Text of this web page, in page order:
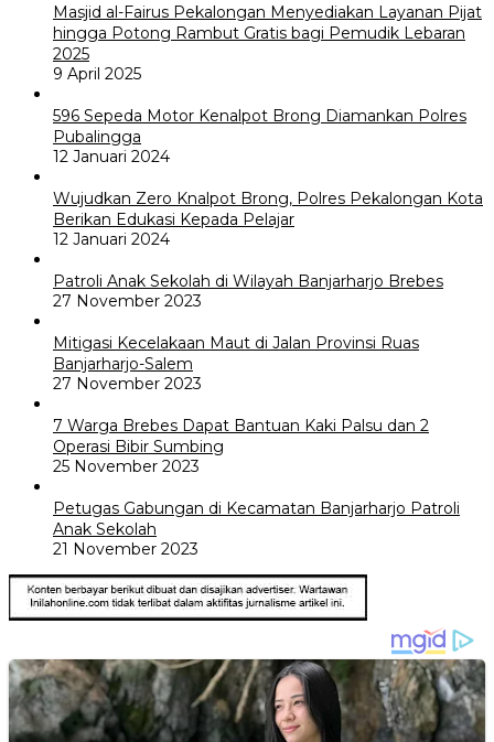
Masjid al-Fairus Pekalongan Menyediakan Layanan Pijat
hingga Potong Rambut Gratis bagi Pemudik Lebaran
2025
9 April 2025
596 Sepeda Motor Kenalpot Brong Diamankan Polres
Pubalingga
12 Januari 2024
Wujudkan Zero Knalpot Brong, Polres Pekalongan Kota
Berikan Edukasi Kepada Pelajar
12 Januari 2024
Patroli Anak Sekolah di Wilayah Banjarharjo Brebes
27 November 2023
Mitigasi Kecelakaan Maut di Jalan Provinsi Ruas
Banjarharjo-Salem
27 November 2023
7 Warga Brebes Dapat Bantuan Kaki Palsu dan 2
Operasi Bibir Sumbing
25 November 2023
Petugas Gabungan di Kecamatan Banjarharjo Patroli
Anak Sekolah
21 November 2023